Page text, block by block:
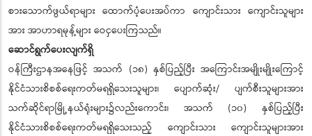
စားသောက်ဖွယ်ရာများ ထောက်ပံ့ပေးအပ်ကာ ကျောင်းသား ကျောင်းသူများ
အား အာဟာရမုန့်များ ဝေငှပေးကြသည်။
ဆောင်ရွက်ပေးလျက်ရှိ
ဝန်ကြီးဌာနအနေဖြင့် အသက် (၁၈) နှစ်ပြည့်ပြီး အကြောင်းအမျိုးမျိုးကြောင့်
နိုင်ငံသားစိစစ်ရေးကတ်မရရှိသေးသူများ၊ ပျောက်ဆုံး/ ပျက်စီးသူများအား
သက်ဆိုင်ရာမြို့နယ်ရုံးများ၌လည်းကောင်း၊ အသက် (၁၀) နှစ်ပြည့်ပြီး
နိုင်ငံသားစိစစ်ရေးကတ်မရရှိသေးသည့် ကျောင်းသား ကျောင်းသူများအား